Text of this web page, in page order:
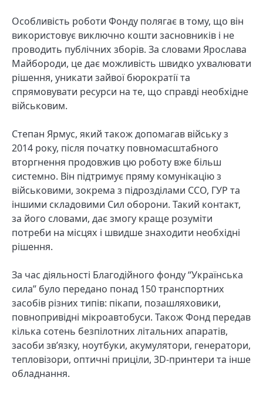
Особливість роботи Фонду полягає в тому, що він
використовує виключно кошти засновників і не
проводить публічних зборів. За словами Ярослава
Майбороди, це дає можливість швидко ухвалювати
рішення, уникати зайвої бюрократії та
спрямовувати ресурси на те, що справді необхідне
військовим.
Степан Ярмус, який також допомагав війську з
2014 року, після початку повномасштабного
вторгнення продовжив цю роботу вже більш
системно. Він підтримує пряму комунікацію з
військовими, зокрема з підрозділами ССО, ГУР та
іншими складовими Сил оборони. Такий контакт,
за його словами, дає змогу краще розуміти
потреби на місцях і швидше знаходити необхідні
рішення.
За час діяльності Благодійного фонду “Українська
сила” було передано понад 150 транспортних
засобів різних типів: пікапи, позашляховики,
повнопривідні мікроавтобуси. Також Фонд передав
кілька сотень безпілотних літальних апаратів,
засоби зв’язку, ноутбуки, акумулятори, генератори,
тепловізори, оптичні приціли, 3D-принтери та інше
обладнання.